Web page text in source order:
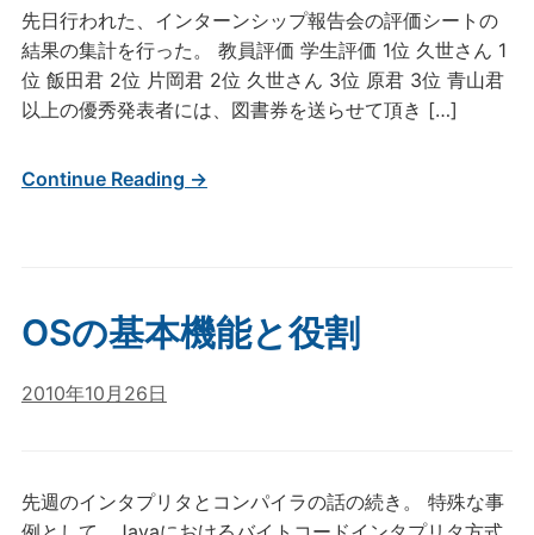
先日行われた、インターンシップ報告会の評価シートの
結果の集計を行った。 教員評価 学生評価 1位 久世さん 1
位 飯田君 2位 片岡君 2位 久世さん 3位 原君 3位 青山君
以上の優秀発表者には、図書券を送らせて頂き […]
Continue Reading →
OSの基本機能と役割
2010年10月26日
先週のインタプリタとコンパイラの話の続き。 特殊な事